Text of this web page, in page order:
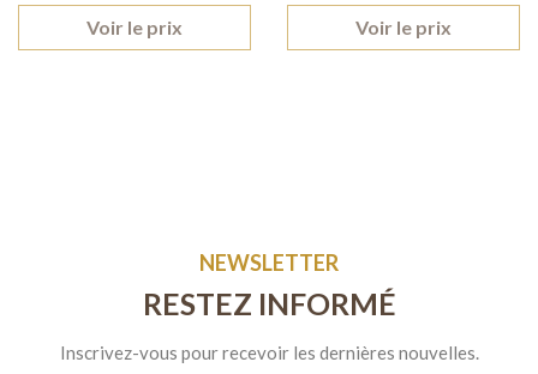
Voir le prix Voir le prix
NEWSLETTER
RESTEZ INFORMÉ
Inscrivez-vous pour recevoir les dernières nouvelles.